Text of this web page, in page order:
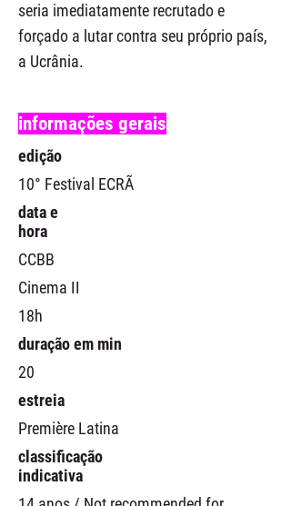
seria imediatamente recrutado e
forçado a lutar contra seu próprio país,
a Ucrânia.
informações gerais
edição
10° Festival ECRÃ
data e
hora
CCBB
Cinema II
18h
duração em min
20
estreia
Première Latina
classificação
indicativa